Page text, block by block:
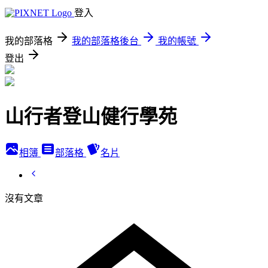
登入
我的部落格 我的部落格後台
我的帳號
登出
山行者登山健行學苑
相簿 部落格 名片
沒有文章